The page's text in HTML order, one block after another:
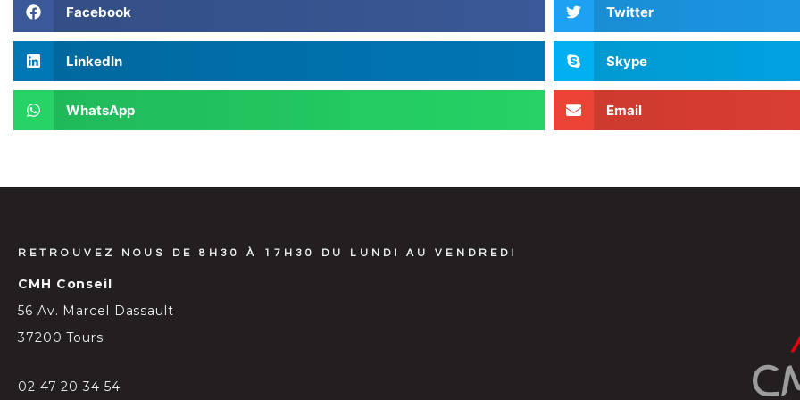
Facebook Twitter
LinkedIn Skype
WhatsApp Email
RETROUVEZ NOUS DE 8H30 À 17H30 DU LUNDI AU VENDREDI
CMH Conseil
56 Av. Marcel Dassault
37200 Tours
02 47 20 34 54